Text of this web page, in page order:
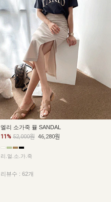
엘리 소가죽 뮬 SANDAL
11% 52,000원 46,280원
리.얼.소.가.죽
리뷰수 : 62개